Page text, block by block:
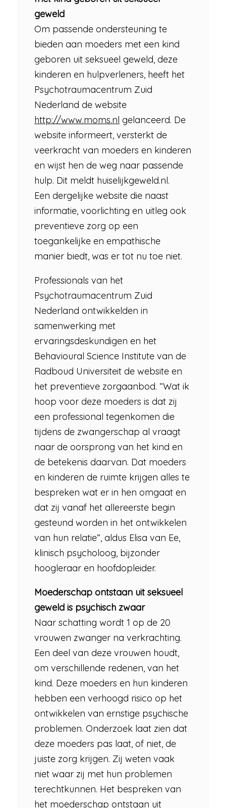
geweld
Om passende ondersteuning te
bieden aan moeders met een kind
geboren uit seksueel geweld, deze
kinderen en hulpverleners, heeft het
Psychotraumacentrum Zuid
Nederland de website
http://www.moms.nl gelanceerd. De
website informeert, versterkt de
veerkracht van moeders en kinderen
en wijst hen de weg naar passende
hulp. Dit meldt huiselijkgeweld.nl.
Een dergelijke website die naast
informatie, voorlichting en uitleg ook
preventieve zorg op een
toegankelijke en empathische
manier biedt, was er tot nu toe niet.
Professionals van het
Psychotraumacentrum Zuid
Nederland ontwikkelden in
samenwerking met
ervaringsdeskundigen en het
Behavioural Science Institute van de
Radboud Universiteit de website en
het preventieve zorgaanbod. “Wat ik
hoop voor deze moeders is dat zij
een professional tegenkomen die
tijdens de zwangerschap al vraagt
naar de oorsprong van het kind en
de betekenis daarvan. Dat moeders
en kinderen de ruimte krijgen alles te
bespreken wat er in hen omgaat en
dat zij vanaf het allereerste begin
gesteund worden in het ontwikkelen
van hun relatie”, aldus Elisa van Ee,
klinisch psycholoog, bijzonder
hoogleraar en hoofdopleider.
Moederschap ontstaan uit seksueel
geweld is psychisch zwaar
Naar schatting wordt 1 op de 20
vrouwen zwanger na verkrachting.
Een deel van deze vrouwen houdt,
om verschillende redenen, van het
kind. Deze moeders en hun kinderen
hebben een verhoogd risico op het
ontwikkelen van ernstige psychische
problemen. Onderzoek laat zien dat
deze moeders pas laat, of niet, de
juiste zorg krijgen. Zij weten vaak
niet waar zij met hun problemen
terechtkunnen. Het bespreken van
het moederschap ontstaan uit